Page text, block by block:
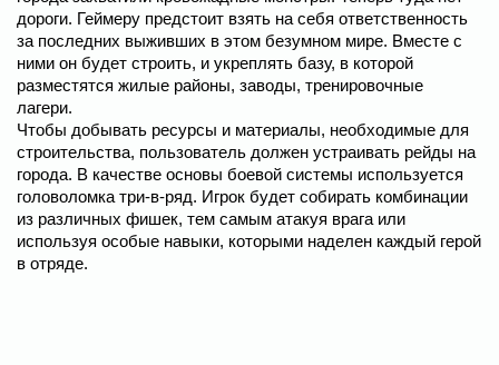
дороги. Геймеру предстоит взять на себя ответственность
за последних выживших в этом безумном мире. Вместе с
ними он будет строить, и укреплять базу, в которой
разместятся жилые районы, заводы, тренировочные
лагери.
Чтобы добывать ресурсы и материалы, необходимые для
строительства, пользователь должен устраивать рейды на
города. В качестве основы боевой системы используется
головоломка три-в-ряд. Игрок будет собирать комбинации
из различных фишек, тем самым атакуя врага или
используя особые навыки, которыми наделен каждый герой
в отряде.